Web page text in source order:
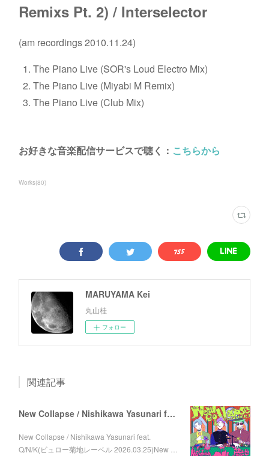
Remixs Pt. 2) / Interselector
(am recordings 2010.11.24)
The Piano Live (SOR's Loud Electro Mix)
The Piano Live (Miyabi M Remix)
The Piano Live (Club Mix)
お好きな音楽配信サービスで聴く： こちらから
Works(80)
MARUYAMA Kei
丸山桂
フォロー
関連記事
New Collapse / Nishikawa Yasunari feat. Q/N/K
New Collapse / Nishikawa Yasunari feat.
Q/N/K(ビュロー菊地レーベル 2026.03.25)New …